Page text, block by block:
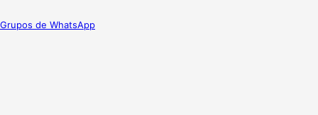
Grupos de WhatsApp